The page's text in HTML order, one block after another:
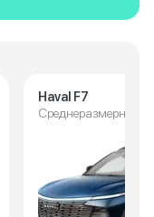
Haval F7
Среднеразмерный